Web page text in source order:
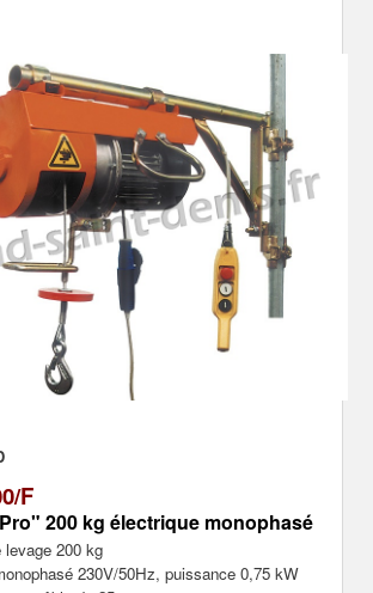
F
200 kg électrique monophasé
levage 200 kg
230V/50Hz, puissance 0,75 kW